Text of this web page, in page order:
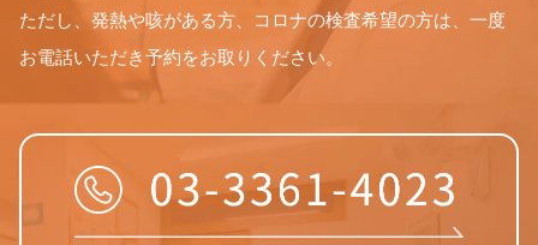
ただし、発熱や咳がある方、コロナの検査希望の方は、一度
お電話いただき予約をお取りください。